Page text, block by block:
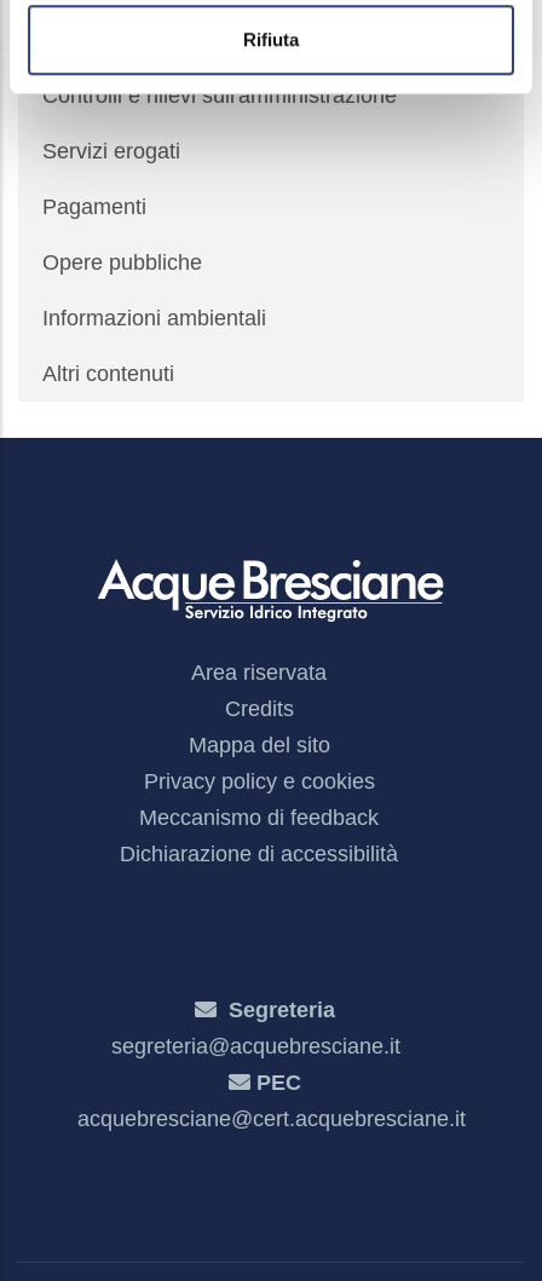
Rifiuta
Beni immobili e gestione patrimonio
Controlli e rilievi sull'amministrazione
Servizi erogati
Pagamenti
Opere pubbliche
Informazioni ambientali
Altri contenuti
Area riservata
Credits
Mappa del sito
Privacy policy e cookies
Meccanismo di feedback
Dichiarazione di accessibilità
Segreteria
segreteria@acquebresciane.it
PEC
acquebresciane@cert.acquebresciane.it